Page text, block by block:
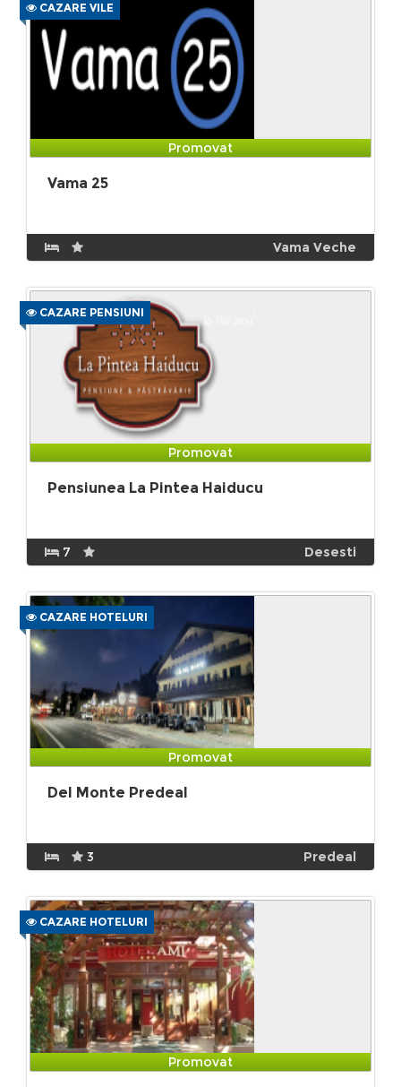
CAZARE VILE
Promovat
Vama 25
Vama Veche
CAZARE PENSIUNI
Promovat
Pensiunea La Pintea Haiducu
7 Desesti
CAZARE HOTELURI
Promovat
Del Monte Predeal
3 Predeal
CAZARE HOTELURI
Promovat